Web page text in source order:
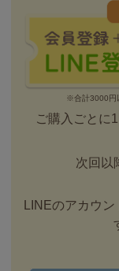
※合計3000円
ご購入ごとに
次回以
LINEのアカウ